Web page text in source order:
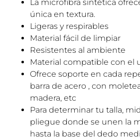
La microfibra sintética
única en textura.
Ligeras y respirables
Material fácil de limpiar
Resistentes al ambiente
Material compatible con el
Ofrece soporte en cada
barra de acero , con
madera, etc
Para determinar tu talla,
pliegue donde se unen la
hasta la base del dedo